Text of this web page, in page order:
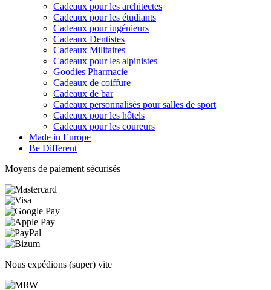
Cadeaux pour les architectes
Cadeaux pour les étudiants
Cadeaux pour ingénieurs
Cadeaux Dentistes
Cadeaux Militaires
Cadeaux pour les alpinistes
Goodies Pharmacie
Cadeaux de coiffure
Cadeaux de bar
Cadeaux personnalisés pour salles de sport
Cadeaux pour les hôtels
Cadeaux pour les coureurs
Made in Europe
Be Different
Moyens de paiement sécurisés
Nous expédions (super) vite